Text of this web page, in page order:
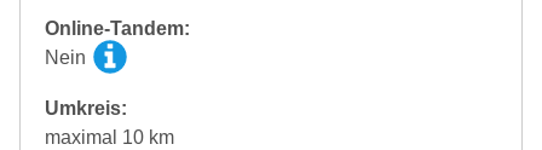
Online-Tandem:
Nein
Umkreis:
maximal 10 km